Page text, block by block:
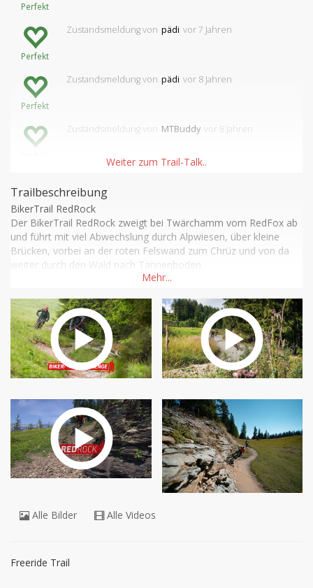
Perfekt
Perfekt
Zustandsmeldungvon pädi vor 7 Jahren
Perfekt
Zustandsmeldungvon pädi vor 8 Jahren
Zustandsmeldungvon MTBuddy vor 8 Jahren
Trailbeschreibung
BikerTrail RedRock
Der BikerTrail RedRock zweigt bei Twärchamm vom RedFox ab
und führt mit viel Abwechslung durch Alpwiesen, über kleine
Brücken, vorbei an der roten Felswand zum Chrüz und von da
weiter durch den Wald nach Tannenboden.
Gondelbahn Prodalp-Express. Auf Prodalp steigen Sie in die 8er
Sesselbahn Prodkamm, welche Sie zum Startpunkt des RedFox
BikerTrails bringt. Bis zur Abzweigung auf Twärchamm fahren
Sie auf dem RedFox.
Alle Bilder Alle Videos
Freeride Trail